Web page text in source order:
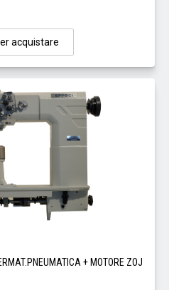
acquistare
+ MOTORE ZOJ